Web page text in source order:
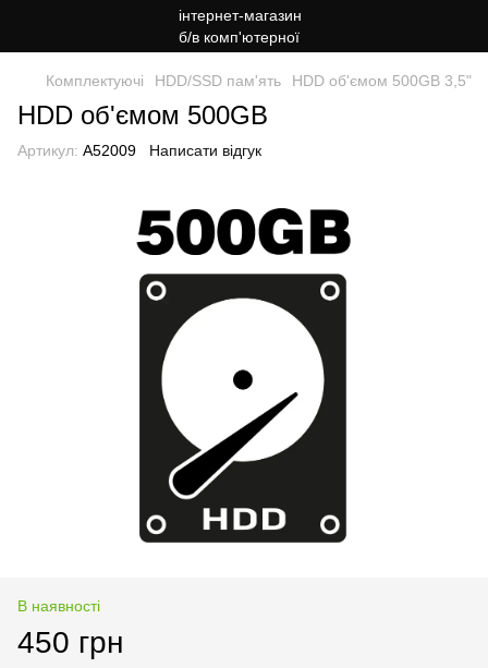
Комплектуючі HDD/SSD пам'ять HDD об'ємом 500GB 3,5"
HDD об'ємом 500GB
Артикул: A52009 Написати відгук
В наявності
450 грн